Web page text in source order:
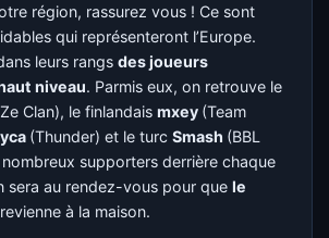
région, rassurez vous ! Ce sont
qui représenteront l’Europe.
leurs rangsdes joueurs
niveau. Parmis eux, on retrouve le
Clan), le finlandaismxey (Team
(Thunder) et le turcSmash (BBL
supporters derrière chaque
sera au rendez-vous pour quele
revienne à la maison.